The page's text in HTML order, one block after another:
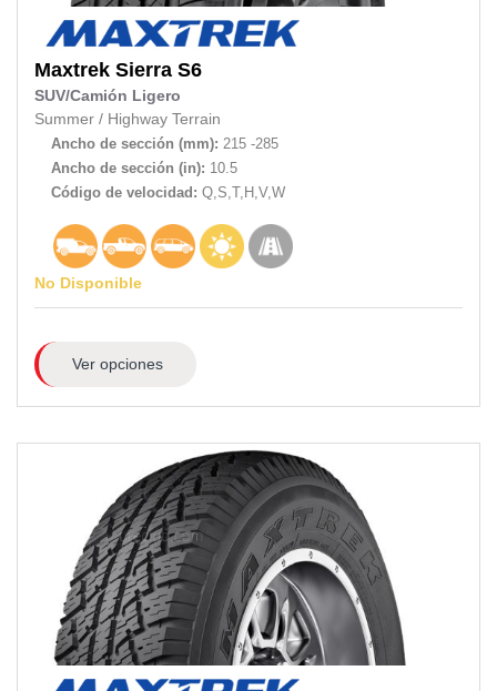
Maxtrek Sierra S6
SUV/Camión Ligero
Summer / Highway Terrain
Ancho de sección (mm): 215 -285
Ancho de sección (in): 10.5
Código de velocidad: Q,S,T,H,V,W
No Disponible
Ver opciones